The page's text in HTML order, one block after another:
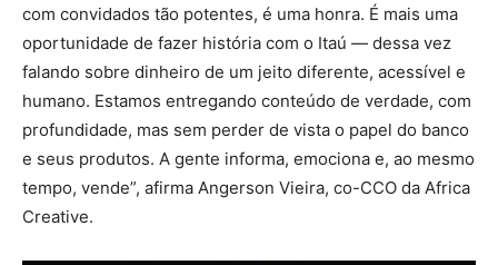
com convidados tão potentes, é uma honra. É mais uma
oportunidade de fazer história com o Itaú — dessa vez
falando sobre dinheiro de um jeito diferente, acessível e
humano. Estamos entregando conteúdo de verdade, com
profundidade, mas sem perder de vista o papel do banco
e seus produtos. A gente informa, emociona e, ao mesmo
tempo, vende”, afirma Angerson Vieira, co-CCO da Africa
Creative.